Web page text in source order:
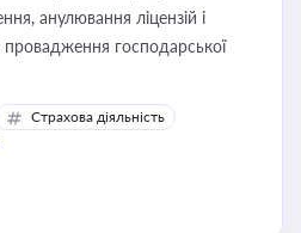
анулювання ліцензій і
провадження господарської
Страхова діяльність